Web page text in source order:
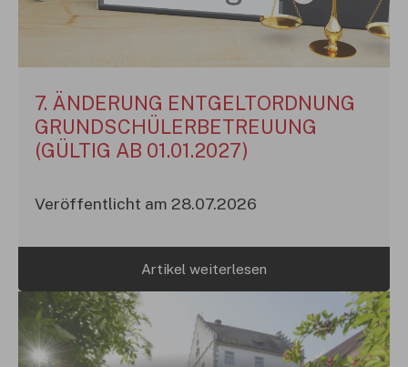
7. ÄNDERUNG ENTGELTORDNUNG
GRUNDSCHÜLERBETREUUNG
(GÜLTIG AB 01.01.2027)
Veröffentlicht am 28.07.2026
Artikel weiterlesen